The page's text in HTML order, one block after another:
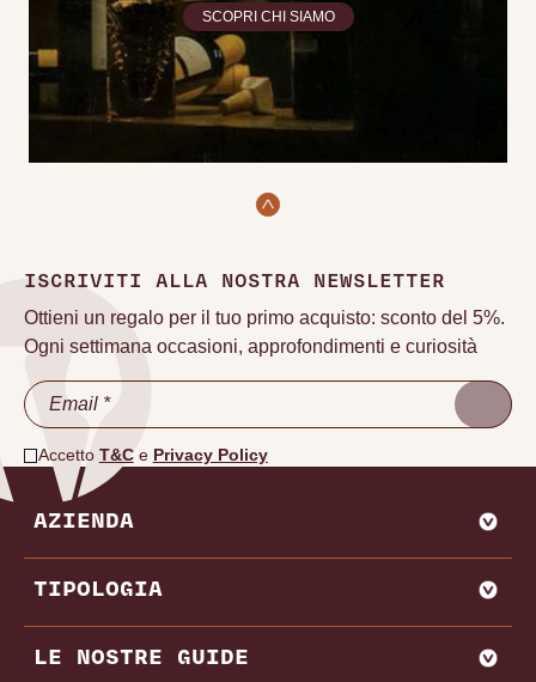
SCOPRI CHI SIAMO
ISCRIVITI ALLA NOSTRA NEWSLETTER
Ottieni un regalo per il tuo primo acquisto: sconto del 5%.
Ogni settimana occasioni, approfondimenti e curiosità
Accetto T&Ce Privacy Policy
AZIENDA
CHI SIAMO
VADEMECUM VINODOO
ENOWEB
VENDI CON NOI
TIPOLOGIA
AGLIANICO
AMARONE
LE NOSTRE GUIDE